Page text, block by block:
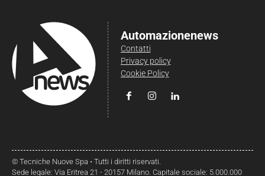
Automazionenews
Contatti
Privacy policy
Cookie Policy
© Tecniche Nuove Spa • Tutti i diritti riservati.
Sede legale: Via Eritrea 21 - 20157 Milano. Capitale sociale: 5.000.000